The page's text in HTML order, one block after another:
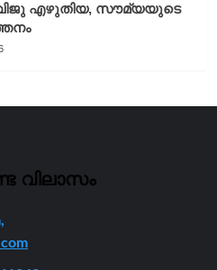
വിജു എഴുതിയ, സൗമ്യയുടെ
വിലാസം